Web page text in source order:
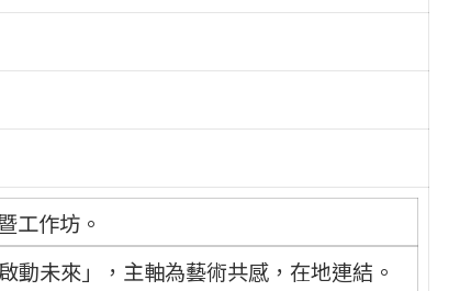
工作坊。
動未來」，主軸為藝術共感，在地連結。